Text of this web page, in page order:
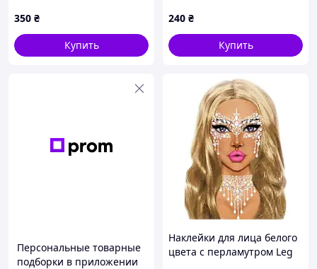
350 ₴
Купить
240 ₴
Купить
Персональные товарные
подборки в приложении
Наклейки для лица белого
цвета с перламутром Leg